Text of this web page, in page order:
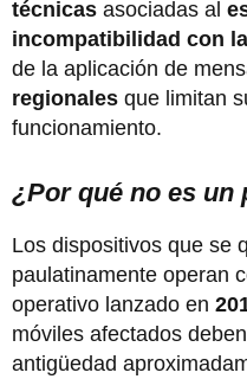
técnicas asociadas al
incompatibilidad con
de la aplicación de
regionales que limitan
funcionamiento.
¿Por qué no es un
Los dispositivos que se
paulatinamente operan
operativo lanzado en
móviles afectados
antigüedad